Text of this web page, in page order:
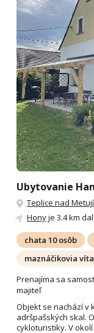
Ubytovanie
Teplice nad Metují
Honyje 3.4 km
chata 10 osôb
maznáčikovia
Prenajíma sa
majiteľ
Objekt se nachází v
adršpašských skal.
cykloturistiky. V